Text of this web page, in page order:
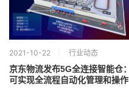
2021-10-22 行业动态
京东物流发布5G全连接智能仓：
可实现全流程自动化管理和操作